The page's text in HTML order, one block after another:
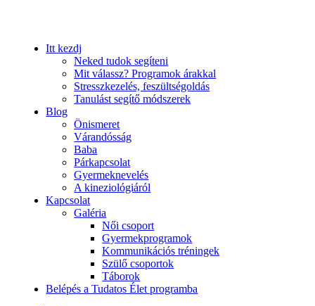
Itt kezdj
Neked tudok segíteni
Mit válassz? Programok árakkal
Stresszkezelés, feszültségoldás
Tanulást segítő módszerek
Blog
Önismeret
Várandósság
Baba
Párkapcsolat
Gyermeknevelés
A kineziológiáról
Kapcsolat
Galéria
Női csoport
Gyermekprogramok
Kommunikációs tréningek
Szülő csoportok
Táborok
Belépés a Tudatos Élet programba